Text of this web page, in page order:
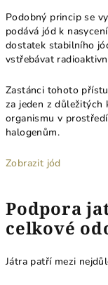
Podobný princip se
podává jód k
dostatek stabilního
vstřebávat
Zastánci tohoto
za jeden z důležitých
organismu v
halogenům.
Zobrazit jód
Podpora
celkové
Játra patří mezi